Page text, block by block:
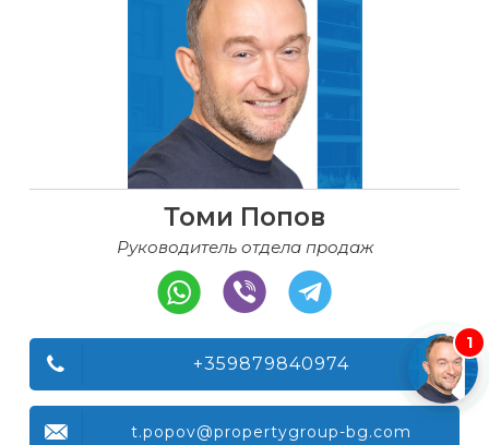
Томи Попов
Руководитель отдела продаж
+359879840974
t.popov@propertygroup-bg.com
1